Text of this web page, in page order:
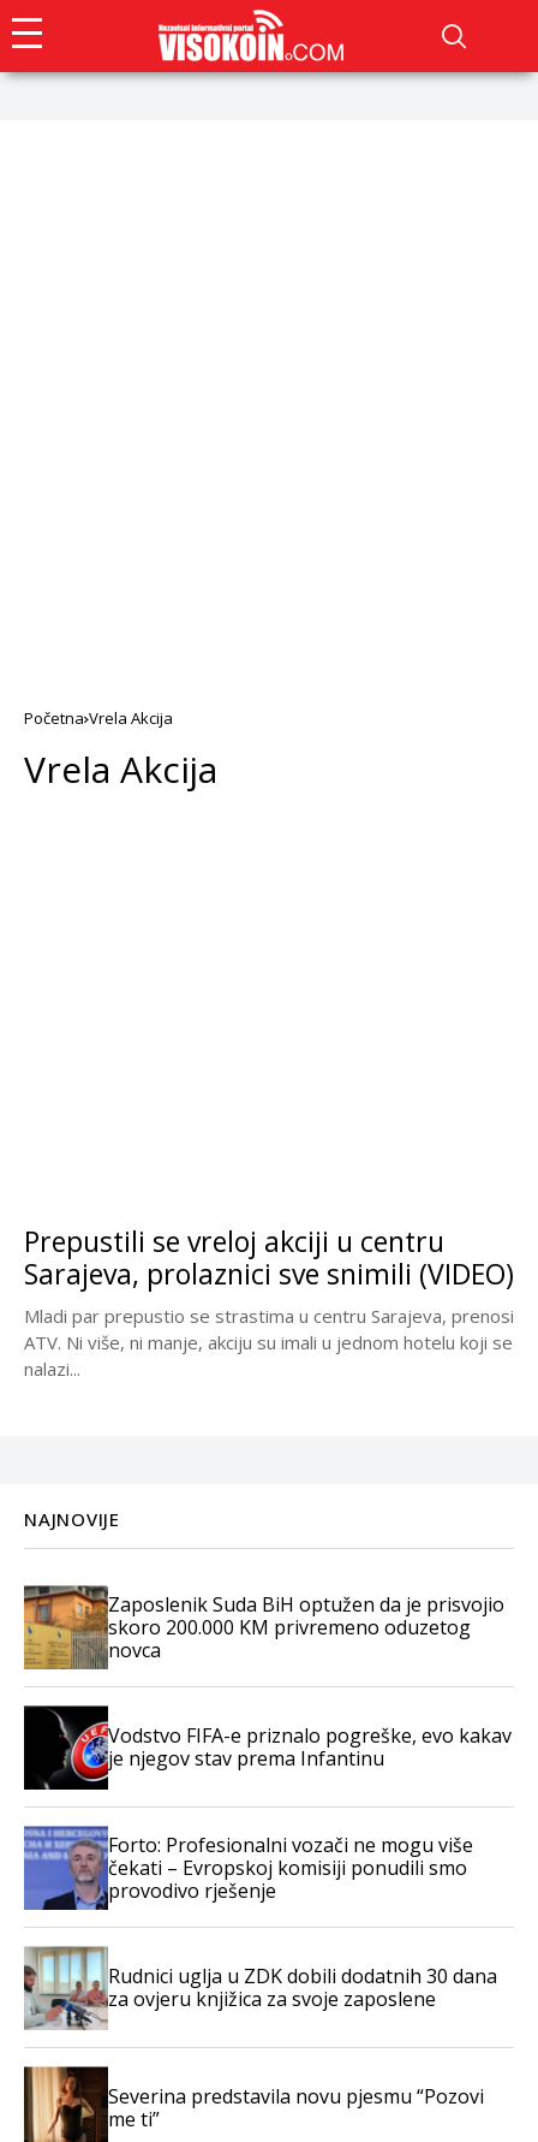
Početna Vrela Akcija
Vrela Akcija
Prepustili se vreloj akciji u centru
Sarajeva, prolaznici sve snimili (VIDEO)
Mladi par prepustio se strastima u centru Sarajeva, prenosi
ATV. Ni više, ni manje, akciju su imali u jednom hotelu koji se
nalazi...
NAJNOVIJE
Zaposlenik Suda BiH optužen da je prisvojio
skoro 200.000 KM privremeno oduzetog
novca
Vodstvo FIFA-e priznalo pogreške, evo kakav
je njegov stav prema Infantinu
Forto: Profesionalni vozači ne mogu više
čekati – Evropskoj komisiji ponudili smo
provodivo rješenje
Rudnici uglja u ZDK dobili dodatnih 30 dana
za ovjeru knjižica za svoje zaposlene
Severina predstavila novu pjesmu “Pozovi
me ti”